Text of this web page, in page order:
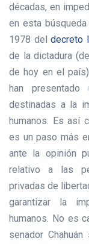
décadas, en
en esta
1978 deldecreto
de la dictadura
de hoy en el
han
destinadas a la
humanos. Es así
es un paso más
ante la opinión
relativo a las
privadas de
garantizar la
humanos. No es
senador Chahuán